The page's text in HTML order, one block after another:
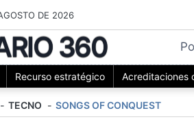
DE 2026
360
Recurso estratégico Acreditaciones
TECNO SONGS OF CONQUEST